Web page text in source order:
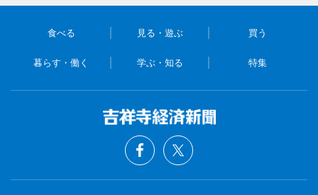
食べる 見る・遊ぶ 買う
暮らす・働く 学ぶ・知る 特集